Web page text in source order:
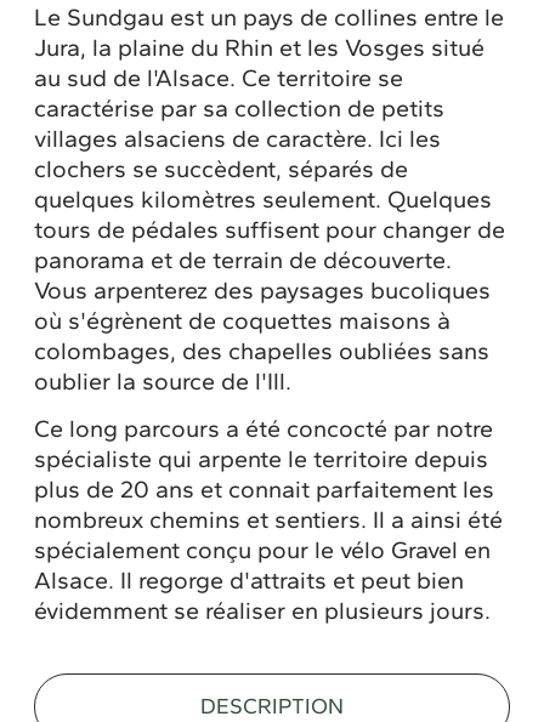
Le Sundgau est un pays de collines entre le
Jura, la plaine du Rhin et les Vosges situé
au sud de l'Alsace. Ce territoire se
caractérise par sa collection de petits
villages alsaciens de caractère. Ici les
clochers se succèdent, séparés de
quelques kilomètres seulement. Quelques
tours de pédales suffisent pour changer de
panorama et de terrain de découverte.
Vous arpenterez des paysages bucoliques
où s'égrènent de coquettes maisons à
colombages, des chapelles oubliées sans
oublier la source de l'Ill.
Ce long parcours a été concocté par notre
spécialiste qui arpente le territoire depuis
plus de 20 ans et connait parfaitement les
nombreux chemins et sentiers. Il a ainsi été
spécialement conçu pour le vélo Gravel en
Alsace. Il regorge d'attraits et peut bien
évidemment se réaliser en plusieurs jours.
DESCRIPTION